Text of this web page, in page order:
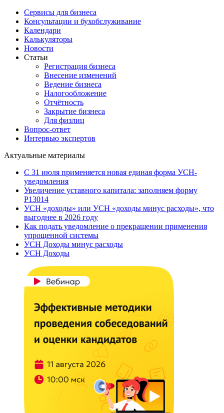
Сервисы для бизнеса
Консультации и бухобслуживание
Календари
Калькуляторы
Новости
Статьи
Регистрация бизнеса
Внесение изменений
Ведение бизнеса
Налогообложение
Отчётность
Закрытие бизнеса
Для физлиц
Вопрос-ответ
Интервью экспертов
Актуальные материалы
С 31 июля применяется новая единая форма УСН-
уведомления
Увеличение уставного капитала: заполняем форму
Р13014
УСН «доходы» или УСН «доходы минус расходы», что
выгоднее в 2026 году
Как подать уведомление о прекращении применения
упрощенной системы
УСН Доходы минус расходы
УСН Доходы